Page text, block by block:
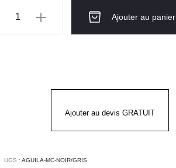
Ajouter au panier
Ajouter au devis GRATUIT
UGS : AGUILA-MC-NOIR/GRIS